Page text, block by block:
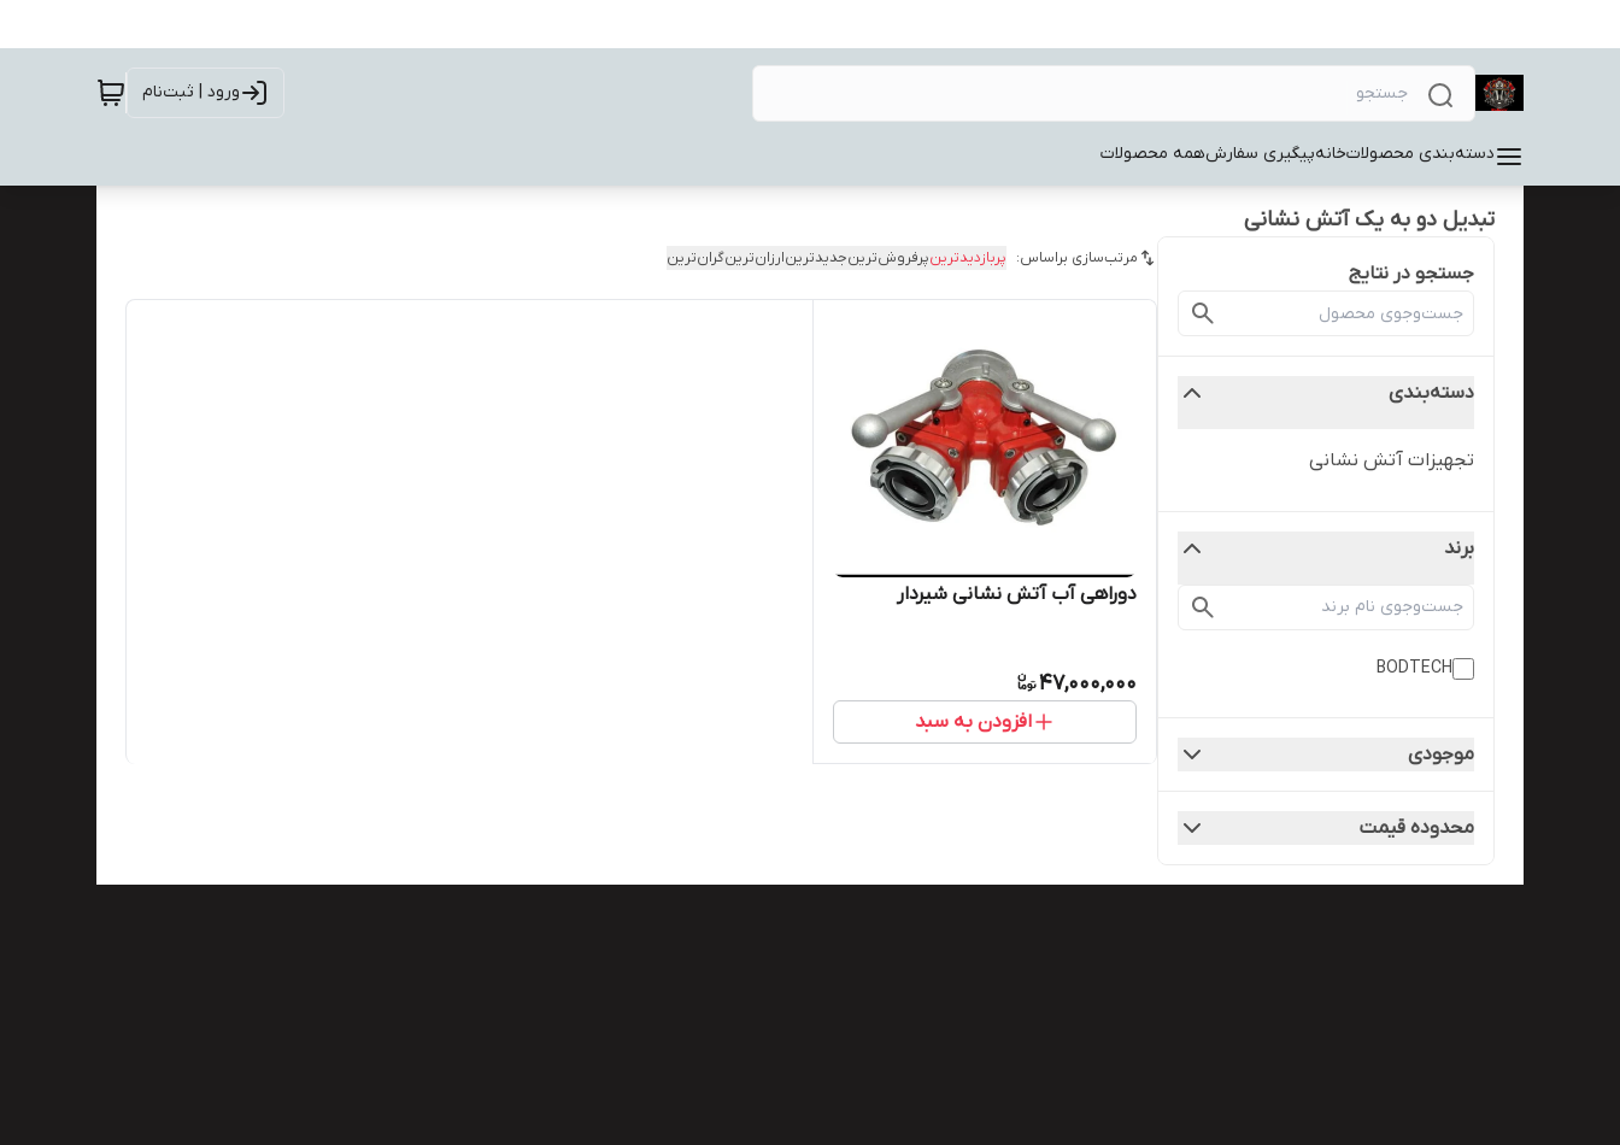
ورود | ثبت‌نام
دسته‌بندی محصولاتخانهپیگیری سفارشهمه محصولات
تبدیل دو به یک آتش نشانی
جستجو در نتایج
دسته‌بندی
تجهیزات آتش نشانی
برند
BODTECH
موجودی
محدوده قیمت
مرتب‌سازی براساس: پربازدیدترینپرفروش‌ترینجدیدترینارزان‌ترینگران‌ترین
دوراهی آب آتش نشانی شیردار
47,000,000
افزودن به سبد